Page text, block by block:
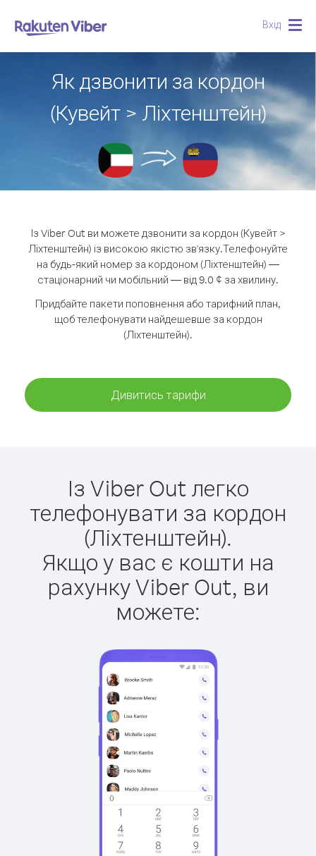
Вхід
Як дзвонити за кордон
(Кувейт > Ліхтенштейн)
Із Viber Out ви можете дзвонити за кордон (Кувейт >
Ліхтенштейн) із високою якістю зв'язку.Телефонуйте
на будь-який номер за кордоном (Ліхтенштейн) —
стаціонарний чи мобільний — від 9.0 ¢ за хвилину.
Придбайте пакети поповнення або тарифний план,
щоб телефонувати найдешевше за кордон
(Ліхтенштейн).
Дивитись тарифи
Із Viber Out легко
телефонувати за кордон
(Ліхтенштейн).
Якщо у вас є кошти на
рахунку Viber Out, ви
можете: